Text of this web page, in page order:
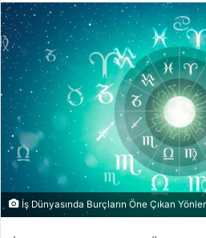
göndermek
İş Dünyasında Burçların Öne Çıkan